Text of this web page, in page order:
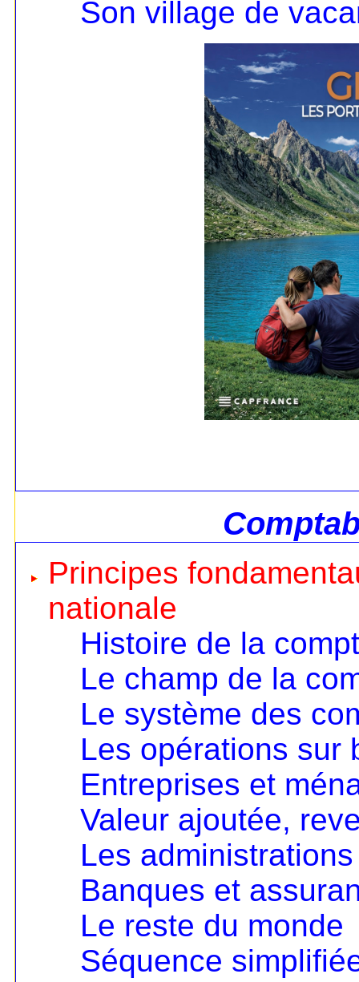
Son village de
Principes
nationale
Histoire de la
Le champ de la
Le système des
Les opérations sur
Entreprises et
Valeur ajoutée,
Les
Banques et
Le reste du monde
Séquence